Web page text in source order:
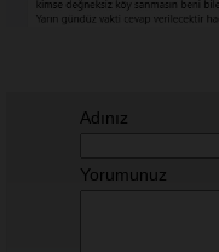
Adınız
Yorumunuz